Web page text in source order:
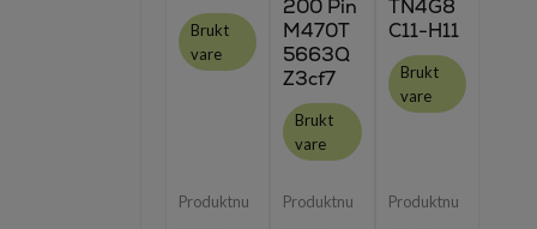
Brukt
vare
Produktnu
200 Pin
M470T
5663Q
Z3cf7
Brukt
vare
Produktnu
TN4G8
C11-H11
Brukt
vare
Produktnu